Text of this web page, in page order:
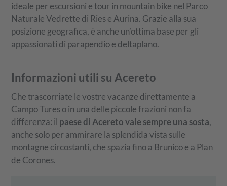
ideale per escursioni e tour in mountain bike nel Parco
Naturale Vedrette di Ries e Aurina. Grazie alla sua
posizione geografica, è anche un’ottima base per gli
appassionati di parapendio e deltaplano.
Informazioni utili su Acereto
Che trascorriate le vostre vacanze direttamente a
Campo Tures o in una delle piccole frazioni non fa
differenza: il paese di Acereto vale sempre una sosta,
anche solo per ammirare la splendida vista sulle
montagne circostanti, che spazia fino a Brunico e a Plan
de Corones.